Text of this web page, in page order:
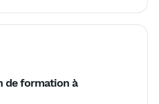
de formation à